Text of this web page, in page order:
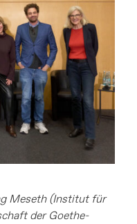
Meseth (Institut für
der Goethe-